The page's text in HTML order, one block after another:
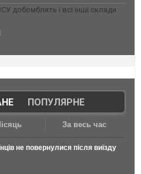
добомблять і всі інші склади
| ПОПУЛЯРНЕ
За весь час
не повернулися після виїзду